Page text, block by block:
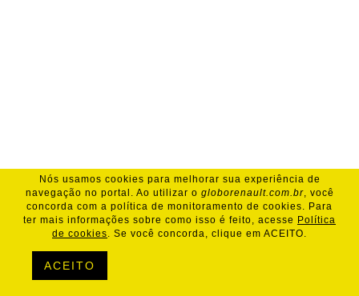
Nós usamos cookies para melhorar sua experiência de
navegação no portal. Ao utilizar o globorenault.com.br, você
concorda com a política de monitoramento de cookies. Para
ter mais informações sobre como isso é feito, acesse Política
de cookies. Se você concorda, clique em ACEITO.
ACEITO